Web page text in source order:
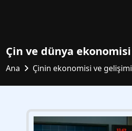
Çin ve dünya ekonomisi
Ana Çinin ekonomisi ve gelişimi